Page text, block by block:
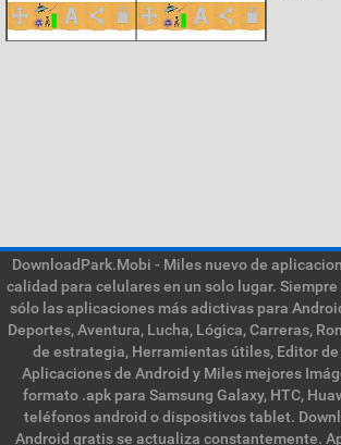
DownloadPark.Mobi - Miles nuevo de
calidad para celulares en un solo lugar.
sólo las aplicaciones más adictivas para
Deportes, Aventura, Lucha, Lógica, Carreras,
de estrategia, Herramientas útiles, Editor
Aplicaciones de Android y Miles mejores
formato .apk para Samsung Galaxy, HTC,
teléfonos android o dispositivos tablet.
Android gratis se actualiza constantemente.